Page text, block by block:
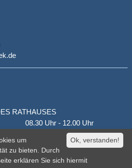
RATHAUSES
08.30 Uhr - 12.00 Uhr
14.00 Uhr - 18.00 Uhr
16.00 Uhr - 18.00 Uhr
geschlossen
Ok, verstanden!
um
zu bieten. Durch
erklären Sie sich hiermit